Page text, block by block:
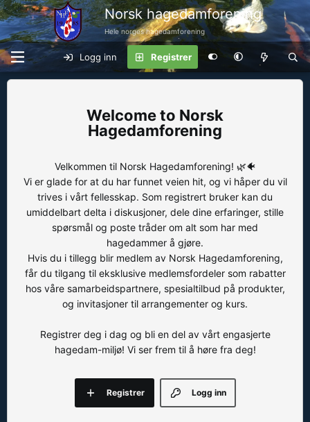
Norsk hagedamforening
Hele norges hagedamforening
Logg inn Registrer
Norsk
Hagedamforening
Velkommen til Norsk Hagedamforening! 🌿🐠
Vi er glade for at du har funnet veien hit, og vi håper du vil
trives i vårt fellesskap. Som registrert bruker kan du
umiddelbart delta i diskusjoner, dele dine erfaringer, stille
spørsmål og poste tråder om alt som har med
hagedammer å gjøre.
Hvis du i tillegg blir medlem av Norsk Hagedamforening,
får du tilgang til eksklusive medlemsfordeler som rabatter
hos våre samarbeidspartnere, spesialtilbud på produkter,
og invitasjoner til arrangementer og kurs.
Registrer deg i dag og bli en del av vårt engasjerte
hagedam-miljø! Vi ser frem til å høre fra deg!
Logg inn
Registrer